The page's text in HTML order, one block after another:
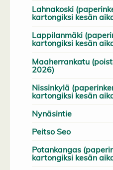
Lahnakoski
kartongiksi kesän
Lappilanmäki
kartongiksi kesän
Maaherrankatu
2026)
Nissinkylä
kartongiksi kesän
Nynäsintie
Peitso Seo
Potankangas
kartongiksi kesän